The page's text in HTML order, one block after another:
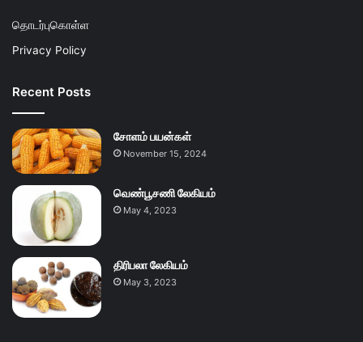
தொடர்புகொள்ள
Privacy Policy
Recent Posts
சோளம் பயன்கள்
November 15, 2024
வெண்பூசணி லேகியம்
May 4, 2023
திரிபலா லேகியம்
May 3, 2023